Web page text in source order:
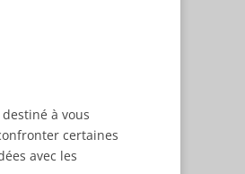
à vous
certaines
avec les